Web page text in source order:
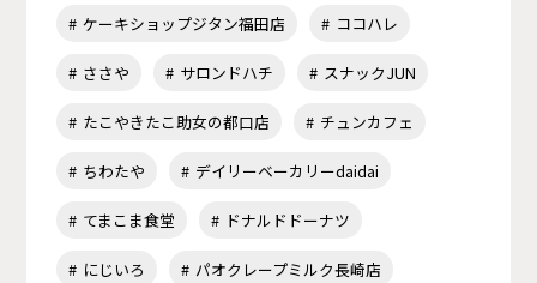
ケーキショップジタン福田店 ココハレ
ささや サロンドハチ スナックJUN
たこやきたこ助女の都口店 チュンカフェ
ちわたや デイリーベーカリーdaidai
てまこま食堂 ドナルドドーナツ
にじいろ パオクレープミルク長崎店